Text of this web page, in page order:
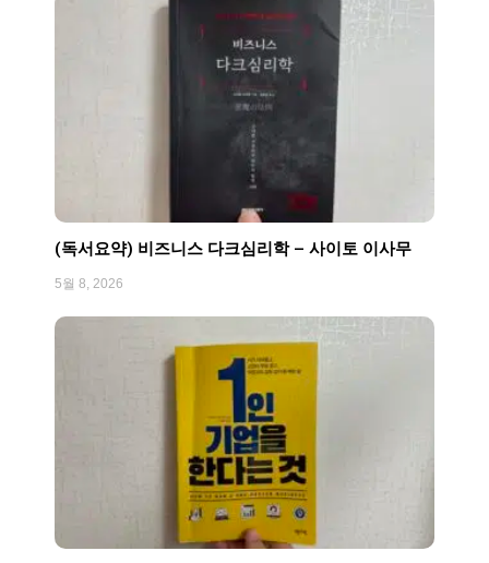
(독서요약) 비즈니스 다크심리학 – 사이토 이사무
5월 8, 2026